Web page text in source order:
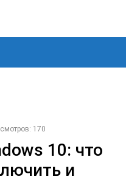
170
10: что
и